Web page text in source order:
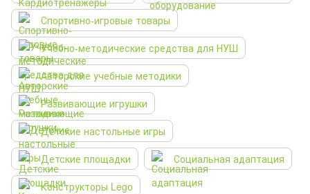
Спортивно-игровые товары
Учебно-методические средства для НУШ
Авторские учебные методики
Развивающие игрушки
Детские настольные игры
Детские площадки
Социальная адаптация
Конструкторы Lego